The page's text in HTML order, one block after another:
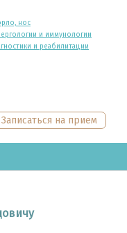
нос
и иммунологии
и реабилитации
Записаться на прием